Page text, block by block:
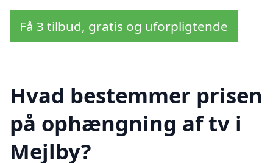
Få 3 tilbud, gratis og uforpligtende
Hvad bestemmer prisen
på ophængning af tv i
Mejlby?